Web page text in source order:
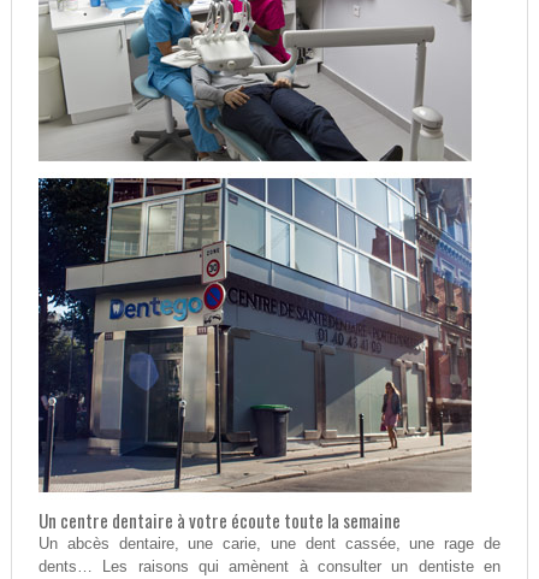
Un centre dentaire à votre écoute toute la semaine
Un abcès dentaire, une carie, une dent cassée, une rage de
dents… Les raisons qui amènent à consulter un dentiste en